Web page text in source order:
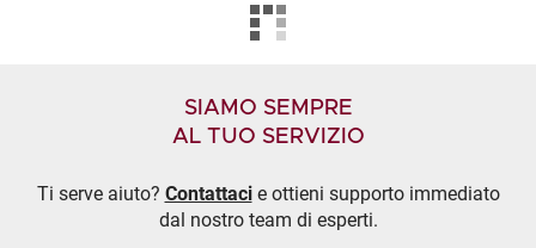
SIAMO SEMPRE
AL TUO SERVIZIO
Ti serve aiuto? Contattacie ottieni supporto immediato
dal nostro team di esperti.